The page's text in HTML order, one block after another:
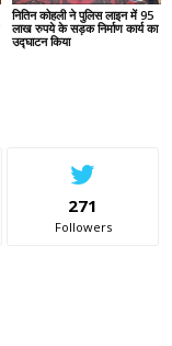
नितिन कोहली ने पुलिस लाइन में 95
लाख रुपये के सड़क निर्माण कार्य का
उद्घाटन किया
271
Followers